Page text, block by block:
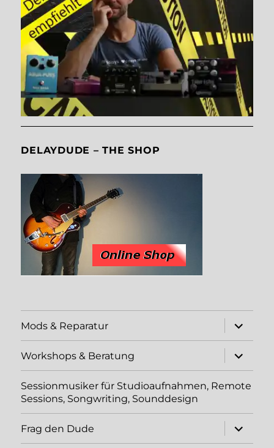
DELAYDUDE – THE SHOP
Mods & Reparatur
öffnen
Workshops & Beratung
öffnen
Sessionmusiker für Studioaufnahmen, Remote
Sessions, Songwriting, Sounddesign
Frag den Dude
öffnen